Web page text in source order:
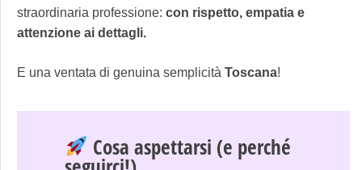
straordinaria professione: con rispetto, empatia e
attenzione ai dettagli.
E una ventata di genuina semplicità Toscana!
Cosa aspettarsi (e perché